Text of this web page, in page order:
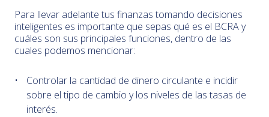
Para llevar adelante tus finanzas tomando decisiones
inteligentes es importante que sepas qué es el BCRA y
cuáles son sus principales funciones, dentro de las
cuales podemos mencionar:
Controlar la cantidad de dinero circulante e incidir
sobre el tipo de cambio y los niveles de las tasas de
interés.